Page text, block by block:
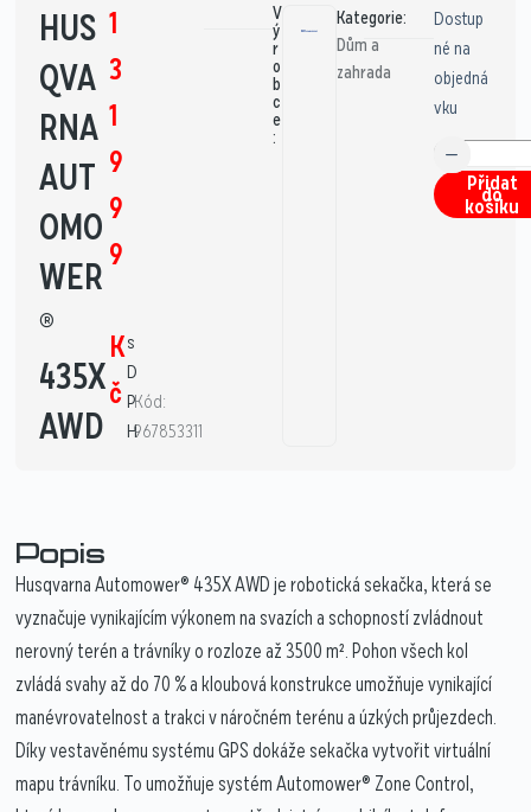
HUS
QVA
RNA
AUT
OMO
WER
®
435X
AWD
1
3
1
9
9
9
K
č
s
D
P
H
Kód:
967853311
V
ý
r
o
b
c
e
:
Kategorie:
Dům a
zahrada
Dostup
né na
objedná
vku
Přidat
do
košíku
Popis
Husqvarna Automower® 435X AWD je robotická sekačka, která se
vyznačuje vynikajícím výkonem na svazích a schopností zvládnout
nerovný terén a trávníky o rozloze až 3500 m². Pohon všech kol
zvládá svahy až do 70 % a kloubová konstrukce umožňuje vynikající
manévrovatelnost a trakci v náročném terénu a úzkých průjezdech.
Díky vestavěnému systému GPS dokáže sekačka vytvořit virtuální
mapu trávníku. To umožňuje systém Automower® Zone Control,